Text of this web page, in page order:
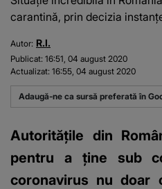
carantină, prin decizia
Autor: R.I.
Publicat: 16:51, 04 august 2020
Actualizat: 16:55, 04 august 2020
Adaugă-ne ca sursă preferată în
Autoritățile din
pentru a ține sub
coronavirus nu doar